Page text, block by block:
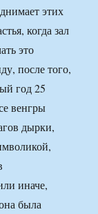
этих
когда зал
это
после того,
год 25
венгры
дырки,
иначе,
была